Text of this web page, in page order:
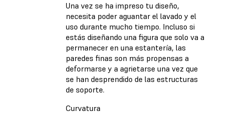
Una vez se ha impreso tu diseño,
necesita poder aguantar el lavado y el
uso durante mucho tiempo. Incluso si
estás diseñando una figura que solo va a
permanecer en una estantería, las
paredes finas son más propensas a
deformarse y a agrietarse una vez que
se han desprendido de las estructuras
de soporte.
Curvatura